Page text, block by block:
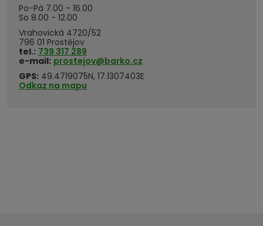
Po-Pá 7.00 - 16.00
So 8.00 - 12.00
Vrahovická 4720/52
796 01 Prostějov
tel.: 739 317 289
e-mail: prostejov@barko.cz
GPS: 49.4719075N, 17.1307403E
Odkaz na mapu